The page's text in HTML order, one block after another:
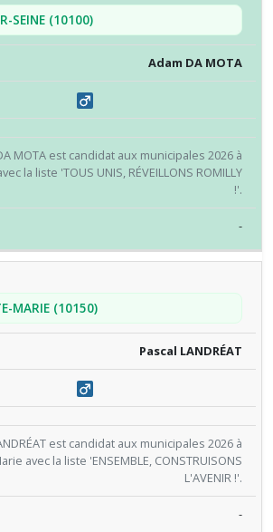
SEINE (10100)
Adam DA MOTA
MOTA est candidat aux municipales 2026 à
la liste 'TOUS UNIS, RÉVEILLONS ROMILLY
!'.
-
MARIE (10150)
Pascal LANDRÉAT
est candidat aux municipales 2026 à
avec la liste 'ENSEMBLE, CONSTRUISONS
L'AVENIR !'.
-